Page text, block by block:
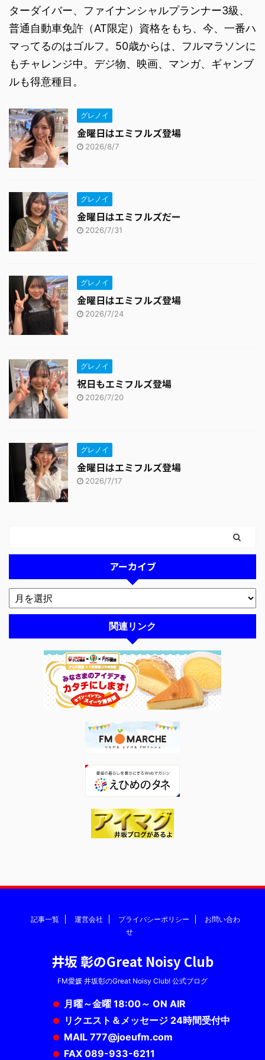
ターダイバー、ファイナンシャルプランナー3級、
普通自動車免許（AT限定）資格をもち、今、一番ハ
マってるのはゴルフ。50歳からは、フルマラソンに
もチャレンジ中。デジ物、映画、マンガ、ギャンブ
ルも得意種目。
グレノイ
金曜日はエミフルズ登場
2026/8/7
グレノイ
金曜日はエミフルズだー
2026/7/31
グレノイ
金曜日はエミフルズ登場
2026/7/24
グレノイ
祝日もエミフルズ登場
2026/7/20
グレノイ
金曜日はエミフルズ登場
2026/7/17
アーカイブ
関連リンク
記事一覧 運営会社 プライバシーポリシー
お問い合わ
せ
井坂 彰のGreat Noisy Club
FM愛媛 井坂彰のGreat Noisy Club! 公式ブログ
月曜～金曜 18:00～ ON AIR
リクエスト＆メッセージ 24時間受付中
MAIL 777@joeufm.com
FAX 089-933-6211